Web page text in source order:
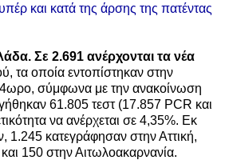
και κατά της άρσης της πατέντας
Σε 2.691 ανέρχονται τα νέα
τα οποία εντοπίστηκαν στην
σύμφωνα με την ανακοίνωση
61.805 τεστ (17.857 PCR και
να ανέρχεται σε 4,35%. Εκ
κατεγράφησαν στην Αττική,
150 στην Αιτωλοακαρνανία.